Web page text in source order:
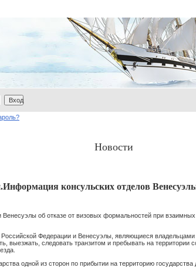
Вход
Новости
консульских отделов
об отказе от визовых формальностей при
Федерации и Венесуэлы, являющиеся
выезжать, следовать транзитом и пребывать на территории
одной из сторон по прибытии на территорию